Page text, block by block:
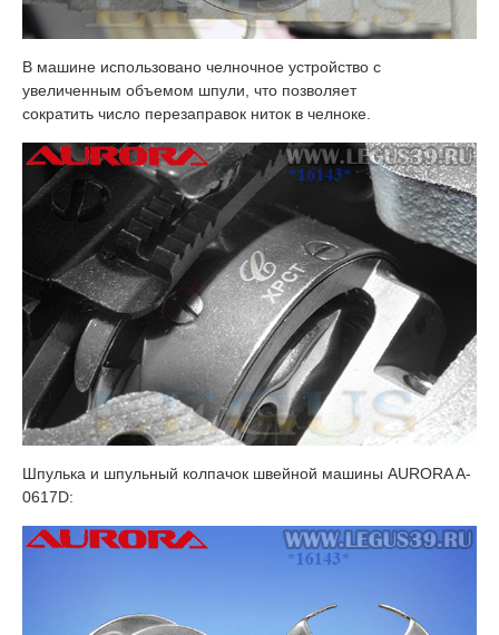
В машине использовано челночное устройство с
увеличенным объемом шпули, что позволяет
сократить число перезаправок ниток в челноке.
Шпулька и шпульный колпачок швейной машины AURORA A-
0617D: